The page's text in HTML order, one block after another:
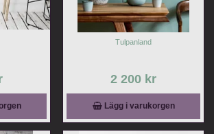
Tulpanland
2 200 kr
Lägg i varukorgen